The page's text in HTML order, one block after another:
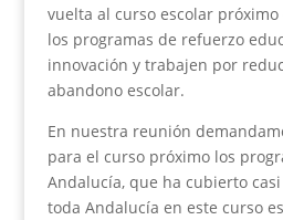
vuelta al curso escolar
los programas de refuerzo
innovación y trabajen por
abandono escolar.
En nuestra reunión
para el curso próximo los
Andalucía, que ha cubierto
toda Andalucía en este curso